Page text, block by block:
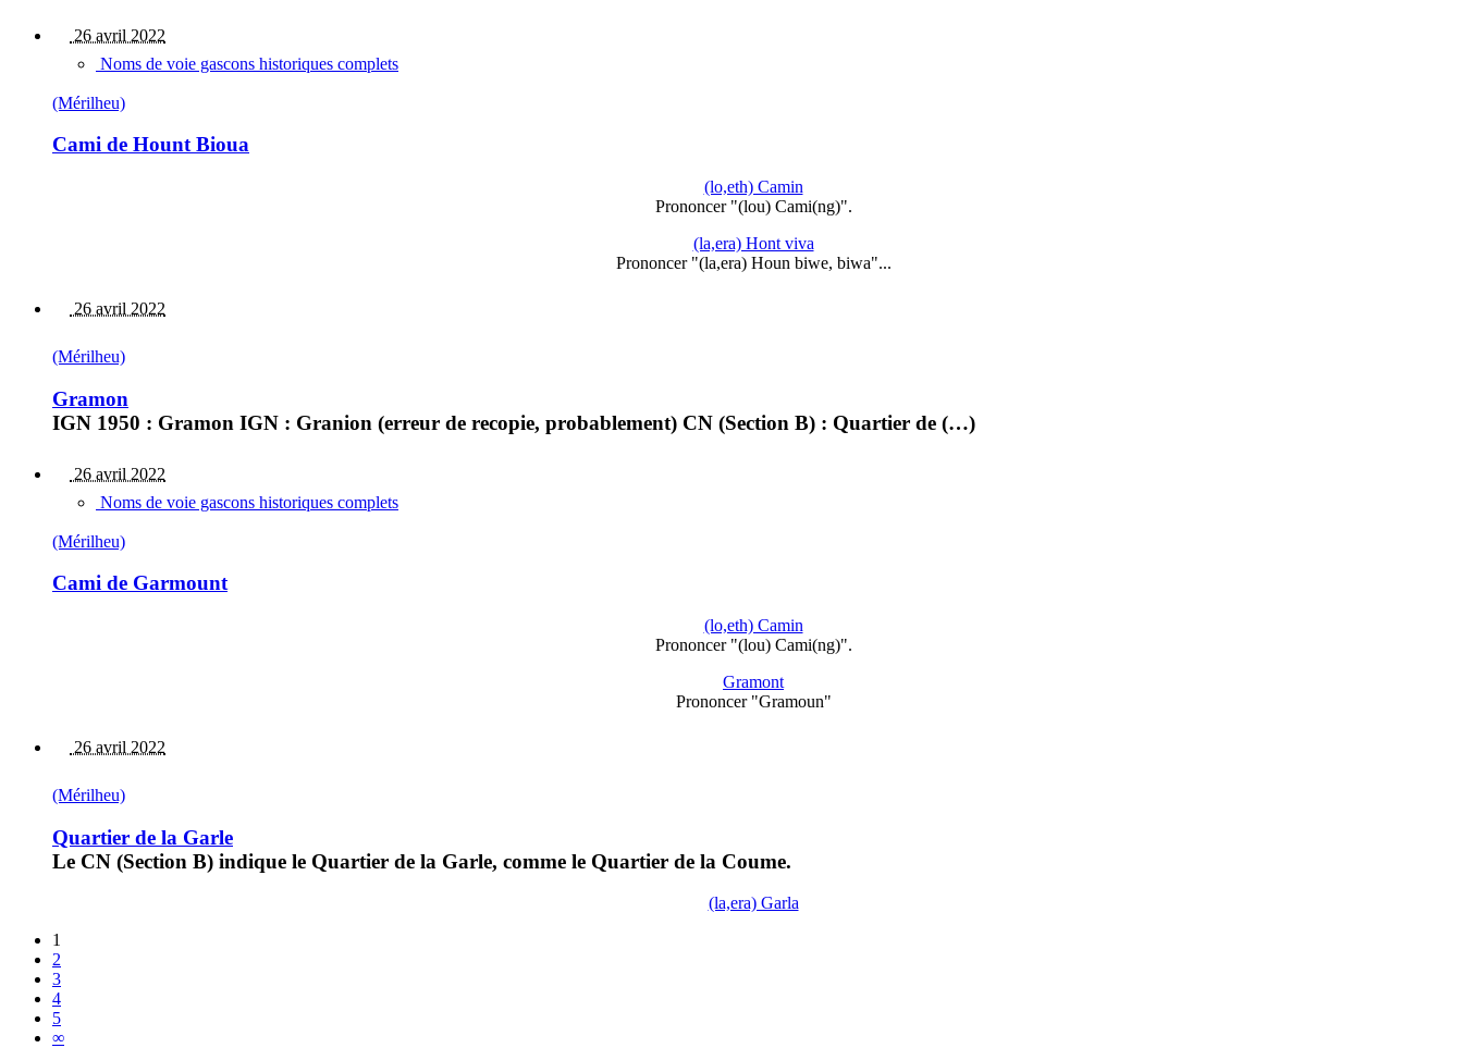
26 avril 2022
Noms de voie gascons historiques complets
(Mérilheu)
Cami de Hount Bioua
(lo,eth) Camin
Prononcer "(lou) Cami(ng)".
(la,era) Hont viva
Prononcer "(la,era) Houn biwe, biwa"...
26 avril 2022
(Mérilheu)
Gramon
IGN 1950 : Gramon IGN : Granion (erreur de recopie, probablement) CN (Section B) : Quartier de (…)
26 avril 2022
Noms de voie gascons historiques complets
(Mérilheu)
Cami de Garmount
(lo,eth) Camin
Prononcer "(lou) Cami(ng)".
Gramont
Prononcer "Gramoun"
26 avril 2022
(Mérilheu)
Quartier de la Garle
Le CN (Section B) indique le Quartier de la Garle, comme le Quartier de la Coume.
(la,era) Garla
1
2
3
4
5
∞